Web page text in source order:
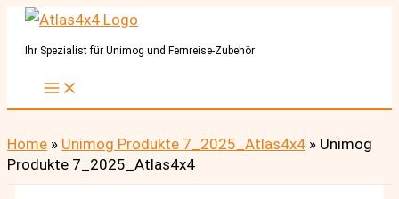
Zum
InhaltIhr Spezialist für Unimog und Fernreise-Zubehör
Home » Unimog Produkte 7_2025_Atlas4x4 » Unimog
Produkte 7_2025_Atlas4x4